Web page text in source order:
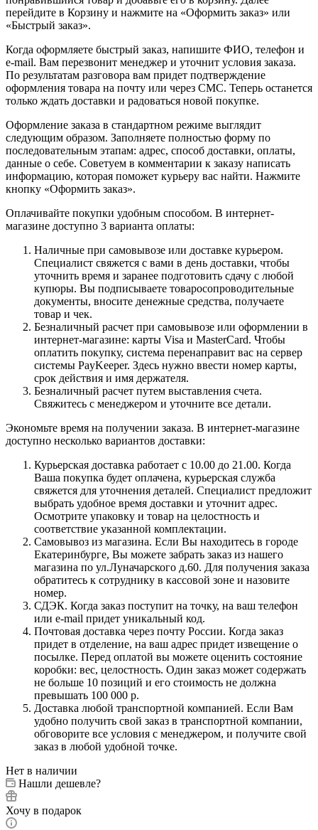
перейдите в Корзину и нажмите на «Оформить заказ» или
«Быстрый заказ».
Когда оформляете быстрый заказ, напишите ФИО, телефон и
e-mail. Вам перезвонит менеджер и уточнит условия заказа.
По результатам разговора вам придет подтверждение
оформления товара на почту или через СМС. Теперь останется
только ждать доставки и радоваться новой покупке.
Оформление заказа в стандартном режиме выглядит
следующим образом. Заполняете полностью форму по
последовательным этапам: адрес, способ доставки, оплаты,
данные о себе. Советуем в комментарии к заказу написать
информацию, которая поможет курьеру вас найти. Нажмите
кнопку «Оформить заказ».
Оплачивайте покупки удобным способом. В интернет-
магазине доступно 3 варианта оплаты:
Наличные при самовывозе или доставке курьером.
Специалист свяжется с вами в день доставки, чтобы
уточнить время и заранее подготовить сдачу с любой
купюры. Вы подписываете товаросопроводительные
документы, вносите денежные средства, получаете
товар и чек.
Безналичный расчет при самовывозе или оформлении в
интернет-магазине: карты Visa и MasterCard. Чтобы
оплатить покупку, система перенаправит вас на сервер
системы PayKeeper. Здесь нужно ввести номер карты,
срок действия и имя держателя.
Безналичный расчет путем выставления счета.
Свяжитесь с менеджером и уточните все детали.
Экономьте время на получении заказа. В интернет-магазине
доступно несколько вариантов доставки:
Курьерская доставка работает с 10.00 до 21.00. Когда
Ваша покупка будет оплачена, курьерская служба
свяжется для уточнения деталей. Специалист предложит
выбрать удобное время доставки и уточнит адрес.
Осмотрите упаковку и товар на целостность и
соответствие указанной комплектации.
Самовывоз из магазина. Если Вы находитесь в городе
Екатеринбурге, Вы можете забрать заказ из нашего
магазина по ул.Луначарского д.60. Для получения заказа
обратитесь к сотруднику в кассовой зоне и назовите
номер.
СДЭК. Когда заказ поступит на точку, на ваш телефон
или e-mail придет уникальный код.
Почтовая доставка через почту России. Когда заказ
придет в отделение, на ваш адрес придет извещение о
посылке. Перед оплатой вы можете оценить состояние
коробки: вес, целостность. Один заказ может содержать
не больше 10 позиций и его стоимость не должна
превышать 100 000 р.
Доставка любой транспортной компанией. Если Вам
удобно получить свой заказ в транспортной компании,
обговорите все условия с менеджером, и получите свой
заказ в любой удобной точке.
Нет в наличии
Нашли дешевле?
Хочу в подарок